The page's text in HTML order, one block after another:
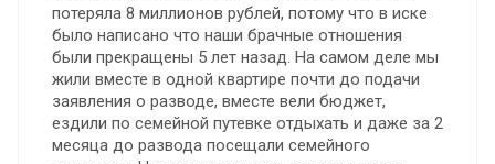
потеряла 8 миллионов рублей, потому что в иске
было написано что наши брачные отношения
были прекращены 5 лет назад. На самом деле мы
жили вместе в одной квартире почти до подачи
заявления о разводе, вместе вели бюджет,
ездили по семейной путевке отдыхать и даже за 2
месяца до развода посещали семейного